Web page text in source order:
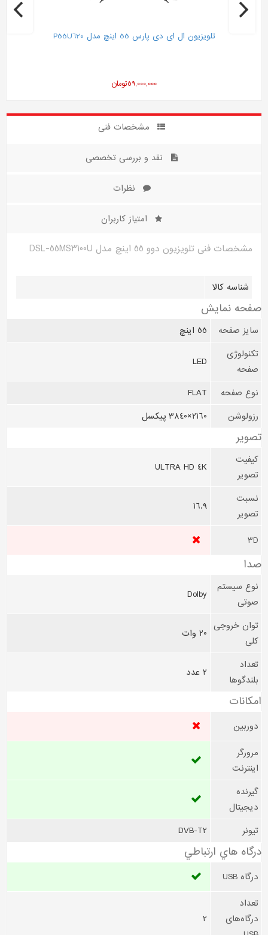
تلویزیون ال ای دی پارس 55 اینچ مدل P55U620
59,000,000تومان
مشخصات فنی
نقد و بررسی تخصصی
نظرات
امتیاز کاربران
مشخصات فنی تلویزیون دوو 55 اینچ مدل DSL-55MS3100U
شناسه کالا
صفحه نمايش
سایز صفحه
55 اینچ
تکنولوژی
صفحه
LED
نوع صفحه
FLAT
رزولوشن
2160×3840 پیکسل
تصوير
کیفیت
تصویر
ULTRA HD 4K
نسبت
تصویر
16.9
3D
صدا
نوع سیستم
صوتی
Dolby
توان خروجی
کلی
20 وات
تعداد
بلندگوها
2 عدد
امکانات
دوربین
مرورگر
اینترنت
گیرنده
دیجیتال
تیونر
DVB-T2
درگاه هاي ارتباطي
درگاه USB
تعداد
درگاه‌های
2